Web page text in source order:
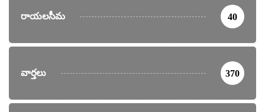
రాయలసీమ 40
వార్తలు 370